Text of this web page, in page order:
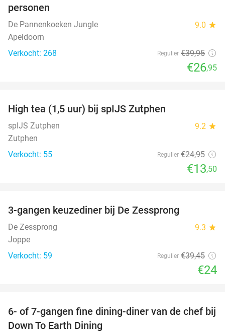
personen
De Pannenkoeken Jungle 9.0 star
Apeldoorn
Verkocht: 268
Regulier €39,95
€26,95
High tea (1,5 uur) bij spIJS Zutphen
spIJS Zutphen 9.2 star
Zutphen
Verkocht: 55
Regulier €24,95
€13,50
3-gangen keuzediner bij De Zessprong
De Zessprong 9.3 star
Joppe
Verkocht: 59
Regulier €39,45
€24
36%
6- of 7-gangen fine dining-diner van de chef bij
Down To Earth Dining